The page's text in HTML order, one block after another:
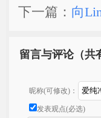
下一篇： 向
留言与评论（共
昵称(可修改)：
发表观点(必选)